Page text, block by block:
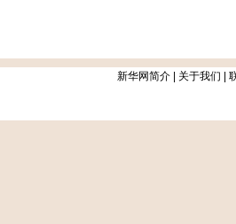
新华网简介 关于我们